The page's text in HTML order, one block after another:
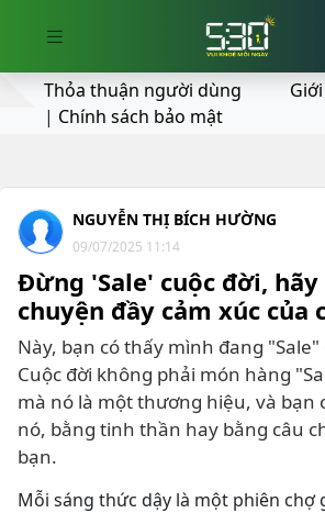
Thỏa thuận người dùng
| Chính sách bảo mật
NGUYỄN THỊ BÍCH HƯỜNG
09/07/2025 11:14
Đừng 'Sale' cuộc đời,
chuyện đầy cảm xúc của
Này, bạn có thấy mình đang "Sale"
Cuộc đời không phải món hàng
mà nó là một thương hiệu, và bạn
nó, bằng tinh thần hay bằng câu
bạn.
Mỗi sáng thức dậy là một phiên chợ